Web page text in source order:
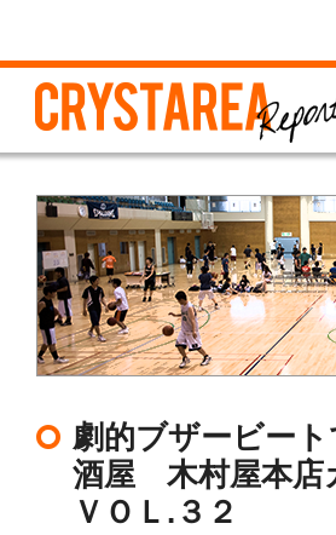
劇的ブザービー
酒屋 木村屋本店
ＶＯＬ.３２